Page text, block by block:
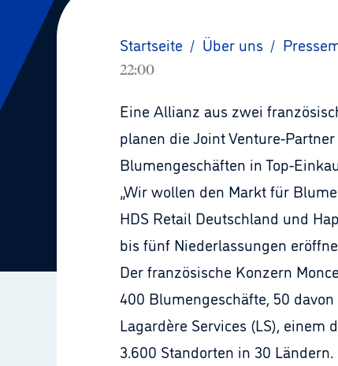
Startseite / Über uns /
22:00
Eine Allianz aus zwei
planen die Joint Venture-
Blumengeschäften in Top-
„Wir wollen den Markt für
HDS Retail Deutschland und
bis fünf Niederlassungen
Der französische Konzern
400 Blumengeschäfte, 50
Lagardère Services (LS),
3.600 Standorten in 30